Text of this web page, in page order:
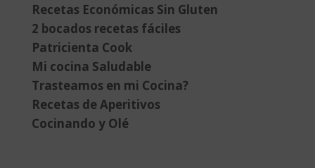
Recetas Económicas Sin Gluten
2 bocados recetas fáciles
Patricienta Cook
Mi cocina Saludable
Trasteamos en mi Cocina?
Recetas de Aperitivos
Cocinando y Olé